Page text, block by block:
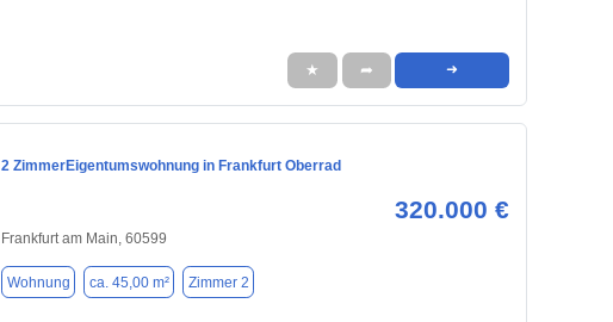
★ ➦ ➜
2 ZimmerEigentumswohnung in Frankfurt Oberrad
320.000 €
Frankfurt am Main, 60599
Wohnung ca. 45,00 m² Zimmer 2